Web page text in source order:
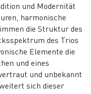
und Modernität
harmonische
die Struktur des
des Trios
Elemente die
und eines
und unbekannt
sich dieser